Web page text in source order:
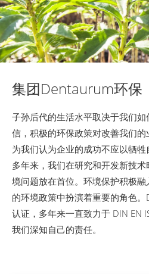
集团Dentaurum环保
子孙后代的生活水平取决于我们
信，积极的环保政策对改善我们
为我们认为企业的成功不应以牺牲
多年来，我们在研究和开发新技
境问题放在首位。环境保护积极
的环境政策中扮演着重要的角色
认证，多年来一直致力于 DIN EN
我们深知自己的责任。